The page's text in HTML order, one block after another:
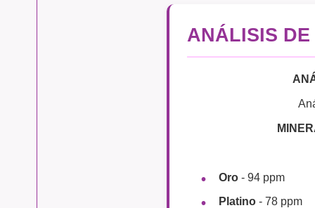
ANÁLISIS
Oro - 94 ppm
Platino - 78 ppm